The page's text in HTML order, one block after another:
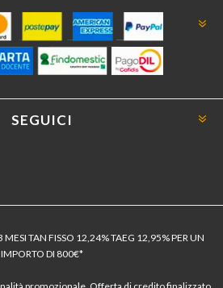
SEGUICI
TAN FISSO 12,24% TAEG 12,95% PER UN
IMPORTO DI 800€*